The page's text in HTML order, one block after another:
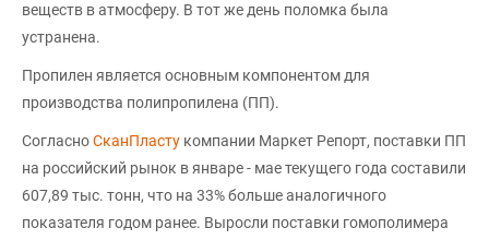
веществ в атмосферу. В тот же день поломка была
устранена.
Пропилен является основным компонентом для
производства полипропилена (ПП).
СогласноСканПласту компании Маркет Репорт, поставки ПП
на российский рынок в январе - мае текущего года составили
607,89 тыс. тонн, что на 33% больше аналогичного
показателя годом ранее. Выросли поставки гомополимера